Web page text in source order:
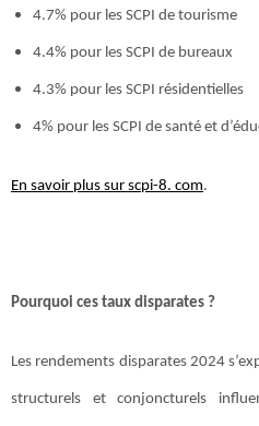
4.7% pour les SCPI de tourisme
4.4% pour les SCPI de bureaux
4.3% pour les SCPI résidentielles
4% pour les SCPI de santé et
En savoir plus sur scpi-8. com.
Pourquoi ces taux disparates ?
Les rendements disparates 2024
structurels et conjoncturels